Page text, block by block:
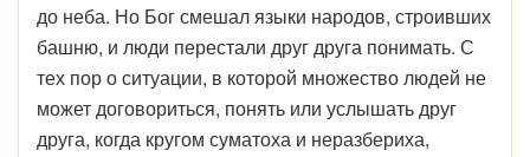
до неба. Но Бог смешал языки народов, строивших
башню, и люди перестали друг друга понимать. С
тех пор о ситуации, в которой множество людей не
может договориться, понять или услышать друг
друга, когда кругом суматоха и неразбериха,